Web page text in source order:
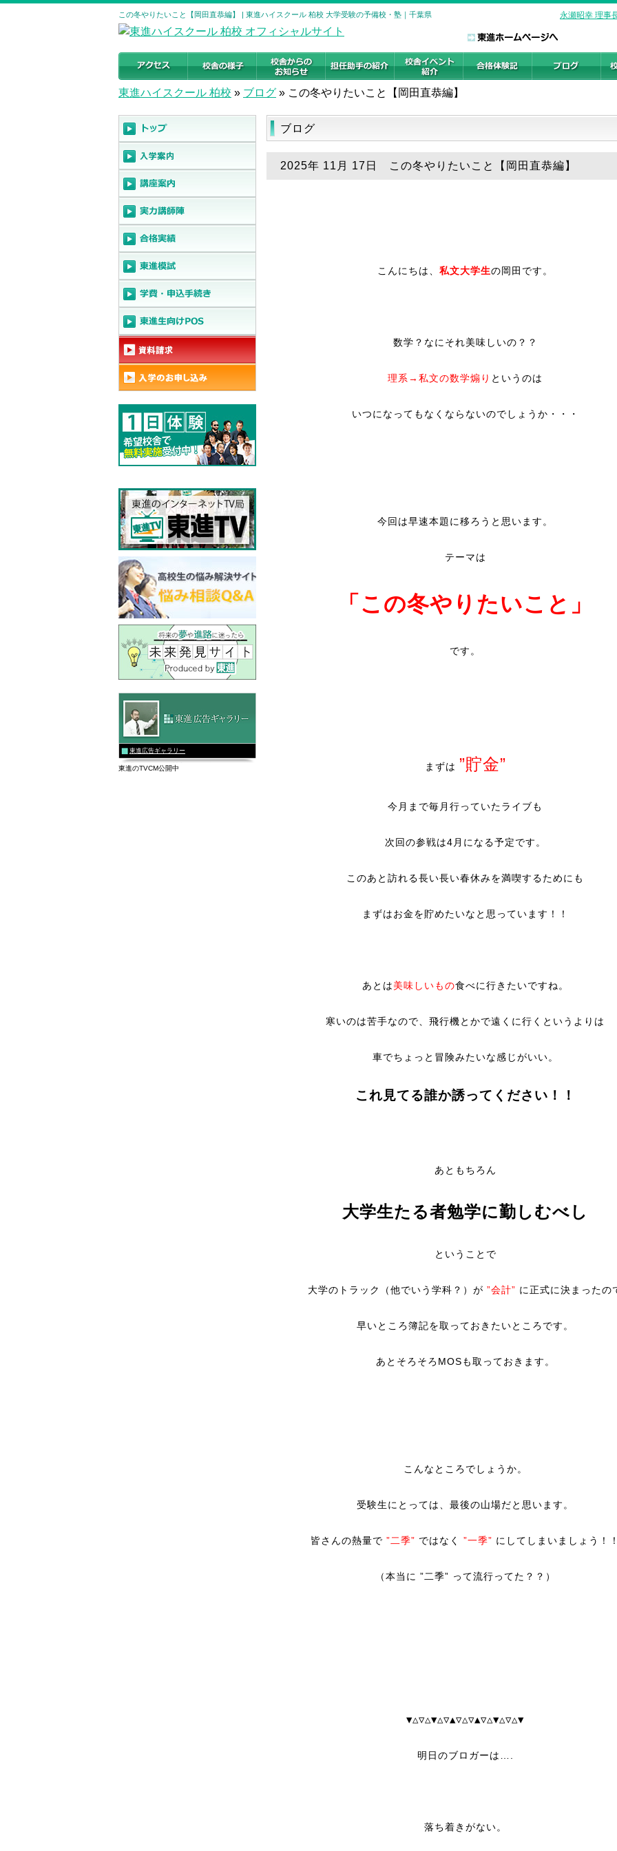
この冬やりたいこと【岡田直恭編】 | 東進ハイスクール 柏校 大学受験の予備校・塾｜千葉県 永瀬昭幸 理事
東進ハイスクール 柏校 » ブログ » この冬やりたいこと【岡田直恭編】
ブログ
2025年 11月 17日 この冬やりたいこと【岡田直恭編】
こんにちは、 私文大学生の岡田です。
数学？なにそれ美味しいの？？
理系→私文の数学煽り というのは
いつになってもなくならないのでしょうか・・・
今回は早速本題に移ろうと思います。
テーマは
「この冬やりたいこと」
です。
まずは ”貯金”
今月まで毎月行っていたライブも
次回の参戦は4月になる予定です。
このあと訪れる長い長い春休みを満喫するためにも
まずはお金を貯めたいなと思っています！！
あとは美味しいもの食べに行きたいですね。
寒いのは苦手なので、飛行機とかで遠くに行くというよりは
車でちょっと冒険みたいな感じがいい。
これ見てる誰か誘ってください！！
あともちろん
大学生たる者勉学に勤しむべし
ということで
大学のトラック（他でいう学科？）が ”会計” に正式に決まったの
早いところ簿記を取っておきたいところです。
あとそろそろMOSも取っておきます。
こんなところでしょうか。
受験生にとっては、最後の山場だと思います。
皆さんの熱量で ”二季” ではなく ”一季” にしてしまいましょう！
（本当に ”二季” って流行ってた？？）
▼△▽△▼△▽▲▽△▽▲▽△▼△▽△▼
明日のブロガーは….
落ち着きがない。
東進広告ギャラリー
東進のTVCM公開中